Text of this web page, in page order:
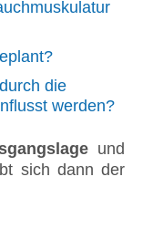
die
werden?
und
sich dann der